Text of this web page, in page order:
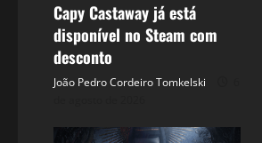
Capy Castaway já está
disponível no Steam com
desconto
João Pedro Cordeiro Tomkelski